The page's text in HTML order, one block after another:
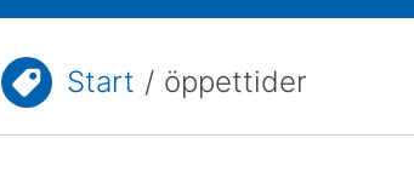
Du är här:Start / öppettider